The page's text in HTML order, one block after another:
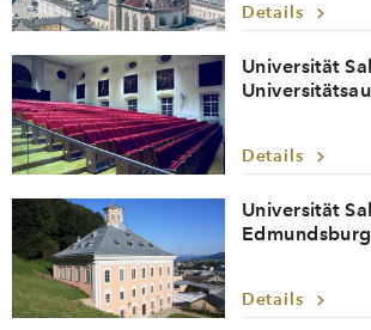
Details
Universität
Details
Universität
Edmundsburg
Details